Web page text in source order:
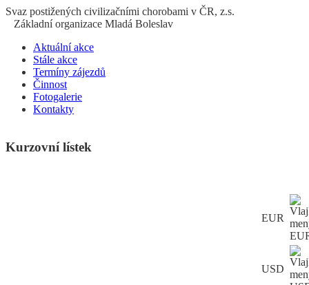
Svaz postižených civilizačními chorobami v ČR, z.s.
Základní organizace Mladá Boleslav
Aktuální akce
Stále akce
Termíny zájezdů
Činnost
Fotogalerie
Kontakty
Kurzovní lístek
EUR
USD